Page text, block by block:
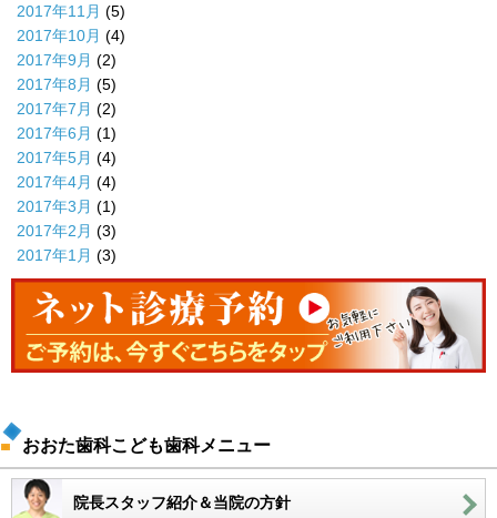
2017年11月 (5)
2017年10月 (4)
2017年9月 (2)
2017年8月 (5)
2017年7月 (2)
2017年6月 (1)
2017年5月 (4)
2017年4月 (4)
2017年3月 (1)
2017年2月 (3)
2017年1月 (3)
おおた歯科こども歯科メニュー
院長スタッフ紹介＆当院の方針